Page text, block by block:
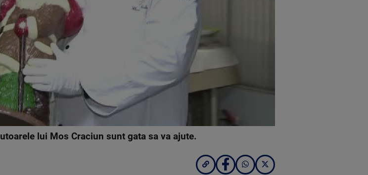
lui Mos Craciun sunt gata sa va ajute.